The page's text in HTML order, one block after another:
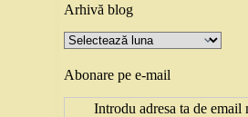
Arhivă blog
Arhivă
blog
Abonare pe e-mail
Introdu adresa ta de email